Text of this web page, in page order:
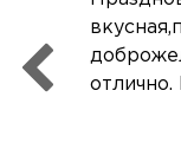
отлично.